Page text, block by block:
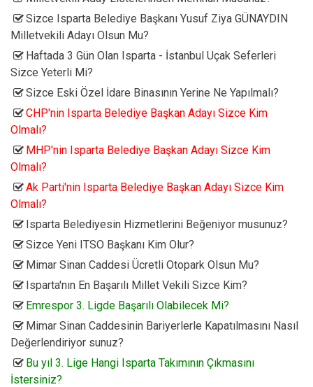
Sizce Isparta Belediye Başkanı Yusuf Ziya GÜNAYDIN
Milletvekili Adayı Olsun Mu?
Haftada 3 Gün Olan Isparta - İstanbul Uçak Seferleri
Sizce Yeterli Mi?
Sizce Eski Özel İdare Binasının Yerine Ne Yapılmalı?
CHP'nin Isparta Belediye Başkan Adayı Sizce Kim
Olmalı?
MHP'nin Isparta Belediye Başkan Adayı Sizce Kim
Olmalı?
Ak Parti'nin Isparta Belediye Başkan Adayı Sizce Kim
Olmalı?
Isparta Belediyesin Hizmetlerini Beğeniyor musunuz?
Sizce Yeni ITSO Başkanı Kim Olur?
Mimar Sinan Caddesi Ücretli Otopark Olsun Mu?
Isparta'nın En Başarılı Millet Vekili Sizce Kim?
Emrespor 3. Ligde Başarılı Olabilecek Mi?
Mimar Sinan Caddesinin Bariyerlerle Kapatılmasını Nasıl
Değerlendiriyor sunuz?
Bu yıl 3. Lige Hangi Isparta Takımının Çıkmasını
İstersiniz?